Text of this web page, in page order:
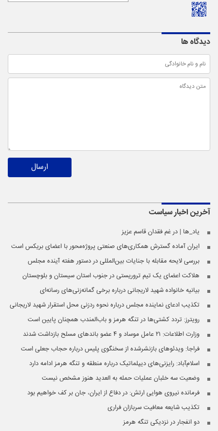
دیدگاه ها
ارسال
آخرین اخبارسیاست
یاد_ها | در غم فقدان قاسم عزیز
ایران آماده گسترش همکاری‌های صنعتی پروژه‌محور با اعضای بریکس است
بررسی لایحه مقابله با جنایات بین‌المللی در دستور هفته آینده مجلس
هلاکت اعضای یک تیم تروریستی در جنوب استان سیستان و بلوچستان
بیانیه خانواده شهید لاریجانی درباره برخی گمانه‌زنی‌های رسانه‌ای
تکذیب ادعای نماینده مجلس درباره نحوه ردزنی محل استقرار شهید لاریجانی
رویترز: تردد کشتی‌ها در تنگه هرمز و باب‌المندب همچنان پایین است
وزارت اطلاعات: ۲۱ عامل موساد و ۴ عضو باندهای مسلح بازداشت شدند
فراجا: ویدئوهای بازنشرشده از سخنگوی پلیس درباره حجاب جعلی است
اسلام‌آباد: رایزنی‌های دیپلماتیک درباره منطقه و تنگه هرمز ادامه دارد
وضعیت سه خلبان عملیات حمله به العدید هنوز مشخص نیست
فرمانده نیروی هوایی ارتش: در دفاع از ایران، جان بر کف خواهیم بود
تکذیب شایعه معافیت سربازان فراری
دو انفجار در نزدیکی تنگه هرمز